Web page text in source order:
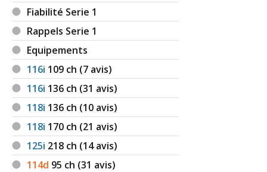
Fiabilité Serie 1
Rappels Serie 1
Equipements
116i 109 ch (7 avis)
116i 136 ch (31 avis)
118i 136 ch (10 avis)
118i 170 ch (21 avis)
125i 218 ch (14 avis)
114d 95 ch (31 avis)